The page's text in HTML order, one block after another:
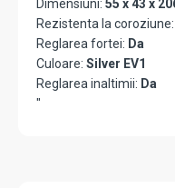
Dimensiuni: 55 x 43 x
Rezistenta la coroziune:
Reglarea fortei: Da
Culoare: Silver EV1
Reglarea inaltimii: Da
"